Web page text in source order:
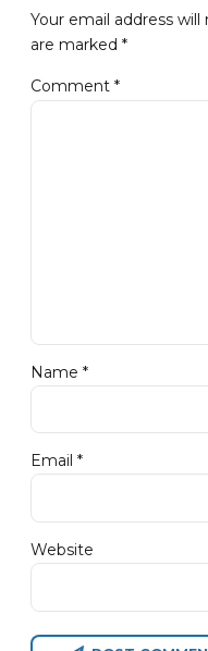
Your email address
are marked *
Comment *
Name *
Email *
Website